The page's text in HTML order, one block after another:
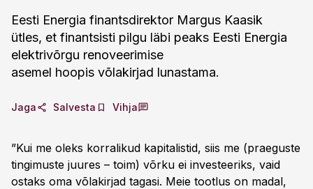
Eesti Energia finantsdirektor Margus Kaasik
ütles, et finantsisti pilgu läbi peaks Eesti Energia
elektrivõrgu renoveerimise
asemel hoopis võlakirjad lunastama.
Jaga Salvesta Vihja
”Kui me oleks korralikud kapitalistid, siis me (praeguste
tingimuste juures – toim) võrku ei investeeriks, vaid
ostaks oma võlakirjad tagasi. Meie tootlus on madal,